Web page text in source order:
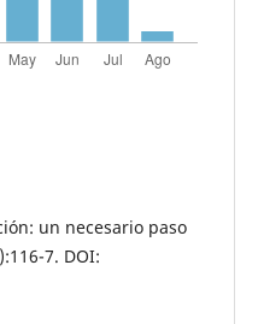
un necesario paso
7. DOI: